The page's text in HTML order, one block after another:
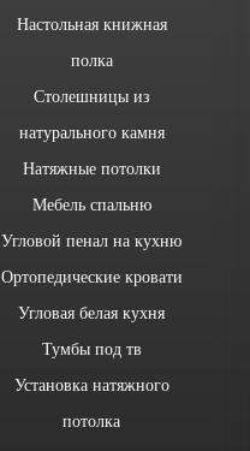
Настольная книжная
полка
Столешницы из
натурального камня
Натяжные потолки
Мебель спальню
Угловой пенал на кухню
Ортопедические кровати
Угловая белая кухня
Тумбы под тв
Установка натяжного
потолка